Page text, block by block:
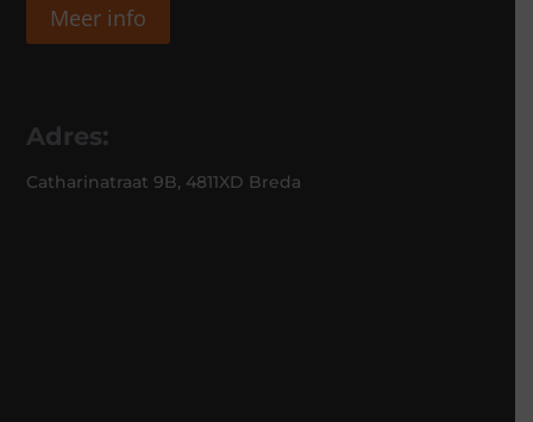
Meer info
Adres:
Catharinatraat 9B, 4811XD Breda